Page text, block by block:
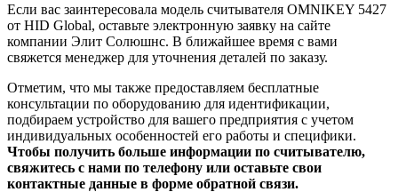
Если вас заинтересовала модель считывателя OMNIKEY 5427
от HID Global, оставьте электронную заявку на сайте
компании Элит Солюшнс. В ближайшее время с вами
свяжется менеджер для уточнения деталей по заказу.
Отметим, что мы также предоставляем бесплатные
консультации по оборудованию для идентификации,
подбираем устройство для вашего предприятия с учетом
индивидуальных особенностей его работы и специфики.
Чтобы получить больше информации по считывателю,
свяжитесь с нами по телефону или оставьте свои
контактные данные в форме обратной связи.